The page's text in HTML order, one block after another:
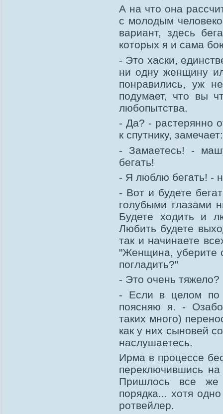
А на что она
с молодым
вариант, здесь
которых я и сама
- Это хаски,
ни одну женщину
понравились, уж
подумает, что вы
любопытства.
- Да? - растерянно
к спутнику,
- Замаетесь! -
бегать!
- Я люблю бегать! -
- Вот и будете
голубыми глазами
Будете ходить и
Любить будете
так и начинаете
"Женщина, уберите
погладить?"
- Это очень тяжело?
- Если в целом по
поясняю я. -
таких много)
как у них сыновей
наслушаетесь.
Ирма в процессе
переключившись
Пришлось все же
порядка... хотя
ротвейлер.